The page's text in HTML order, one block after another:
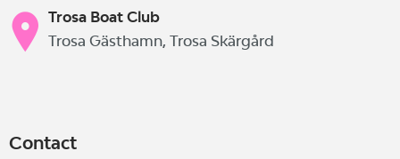
Trosa Boat Club
Trosa Gästhamn, Trosa Skärgård
Contact